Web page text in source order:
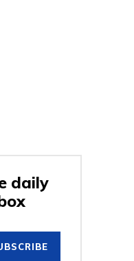
daily